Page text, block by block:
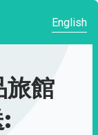
English
旅館